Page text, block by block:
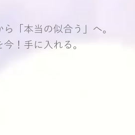
ら「本当の似合う」へ。
！手に入れる。